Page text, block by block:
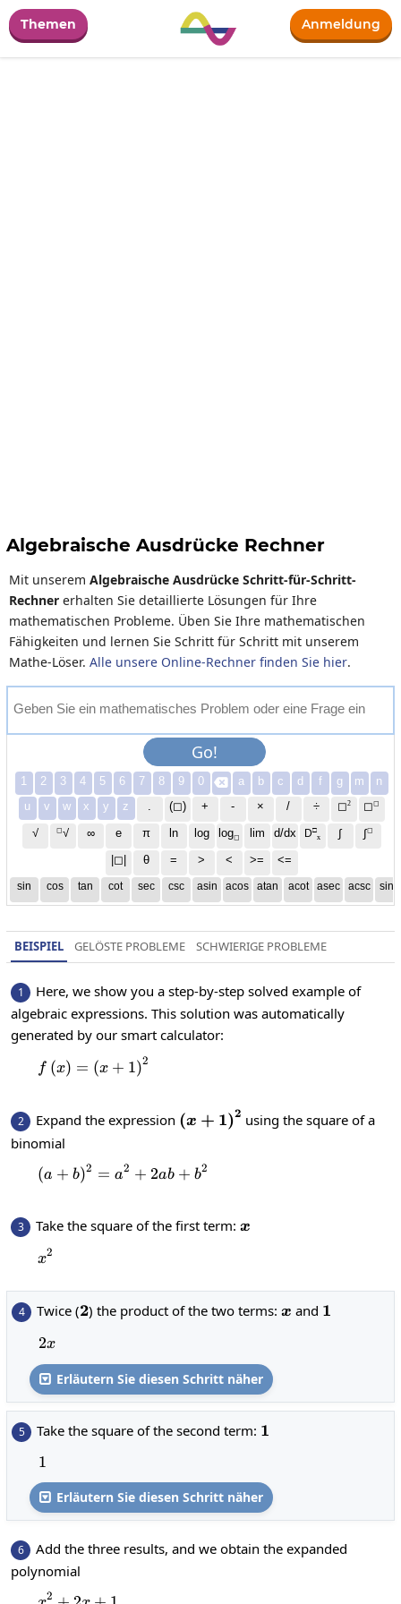
Themen Anmeldung
Algebraische Ausdrücke Rechner
Mit unserem Algebraische Ausdrücke Schritt-für-Schritt-
Rechner erhalten Sie detaillierte Lösungen für Ihre
mathematischen Probleme. Üben Sie Ihre mathematischen
Fähigkeiten und lernen Sie Schritt für Schritt mit unserem
Mathe-Löser. Alle unsere Online-Rechner finden Sie hier.
Geben Sie ein mathematisches Problem oder eine Frage ein
Go!
1 2 3 4 5 6 7 8 9 0  a b c d f g m
n
u
v w x y z . (◻) + - × / ÷ ◻2 ◻◻
√ ◻√ ∞ e π ln log log◻ lim d/dx D□
x
∫ ∫◻
|◻| θ = > < >= <=
sin cos tan cot sec csc asin acos atan acot asec acsc sinh
BEISPIEL GELÖSTE PROBLEME SCHWIERIGE PROBLEME
1
Here, we show you a step-by-step solved example of
algebraic expressions. This solution was automatically
generated by our smart calculator:
f\left(x\right)=\left(x+1\right)^2
f (x) = (x + 1)2
2 Expand the expression \left(x+1\right)^2
(x + 1)2 using the square of a
binomial
(a+b)^2=a^2+2ab+b^2
(a + b)2 = a2 + 2ab + b2
3 Take the square of the first term: x
x
x^{2}
x2
4 Twice (2
2) the product of the two terms: x
x and 1
1
2x
2x
 Erläutern Sie diesen Schritt näher
5 Take the square of the second term: 1
1
1
1
 Erläutern Sie diesen Schritt näher
6
Add the three results, and we obtain the expanded
polynomial
2